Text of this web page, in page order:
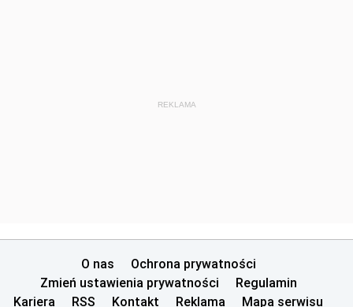
REKLAMA
O nas
Ochrona prywatności
Zmień ustawienia prywatności
Regulamin
Kariera
RSS Kontakt Reklama Mapa serwisu